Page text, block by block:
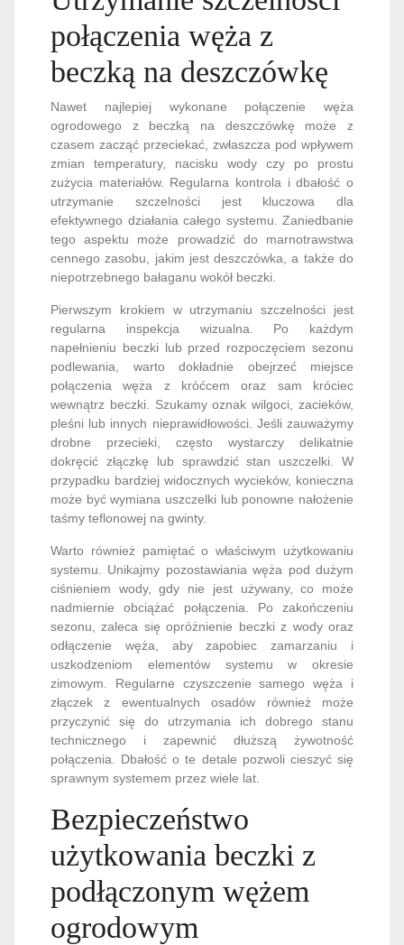
połączenia węża z
beczką na deszczówkę
Nawet najlepiej wykonane połączenie węża
ogrodowego z beczką na deszczówkę może z
czasem zacząć przeciekać, zwłaszcza pod wpływem
zmian temperatury, nacisku wody czy po prostu
zużycia materiałów. Regularna kontrola i dbałość o
utrzymanie szczelności jest kluczowa dla
efektywnego działania całego systemu. Zaniedbanie
tego aspektu może prowadzić do marnotrawstwa
cennego zasobu, jakim jest deszczówka, a także do
niepotrzebnego bałaganu wokół beczki.
Pierwszym krokiem w utrzymaniu szczelności jest
regularna inspekcja wizualna. Po każdym
napełnieniu beczki lub przed rozpoczęciem sezonu
podlewania, warto dokładnie obejrzeć miejsce
połączenia węża z króćcem oraz sam króciec
wewnątrz beczki. Szukamy oznak wilgoci, zacieków,
pleśni lub innych nieprawidłowości. Jeśli zauważymy
drobne przecieki, często wystarczy delikatnie
dokręcić złączkę lub sprawdzić stan uszczelki. W
przypadku bardziej widocznych wycieków, konieczna
może być wymiana uszczelki lub ponowne nałożenie
taśmy teflonowej na gwinty.
Warto również pamiętać o właściwym użytkowaniu
systemu. Unikajmy pozostawiania węża pod dużym
ciśnieniem wody, gdy nie jest używany, co może
nadmiernie obciążać połączenia. Po zakończeniu
sezonu, zaleca się opróżnienie beczki z wody oraz
odłączenie węża, aby zapobiec zamarzaniu i
uszkodzeniom elementów systemu w okresie
zimowym. Regularne czyszczenie samego węża i
złączek z ewentualnych osadów również może
przyczynić się do utrzymania ich dobrego stanu
technicznego i zapewnić dłuższą żywotność
połączenia. Dbałość o te detale pozwoli cieszyć się
sprawnym systemem przez wiele lat.
Bezpieczeństwo
użytkowania beczki z
podłączonym wężem
ogrodowym